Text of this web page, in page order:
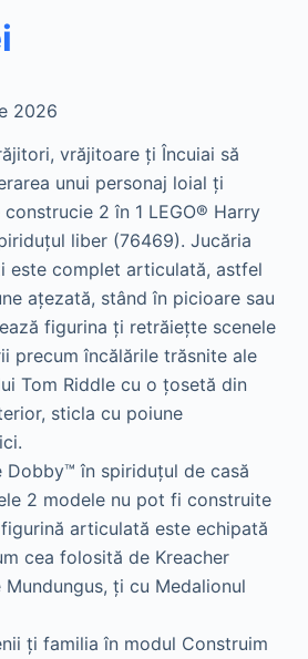
2026
vrăjitoare ţi Încuiai să
unui personaj loial ţi
2 în 1 LEGO® Harry
liber (76469). Jucăria
este complet articulată, astfel
aţezată, stând în picioare sau
figurina ţi retrăieţte scenele
precum încălările trăsnite ale
Tom Riddle cu o ţosetă din
sticla cu poiune
Dobby™ în spiriduţul de casă
2 modele nu pot fi construite
articulată este echipată
cea folosită de Kreacher
ţi cu Medalionul
ţi familia în modul Construim